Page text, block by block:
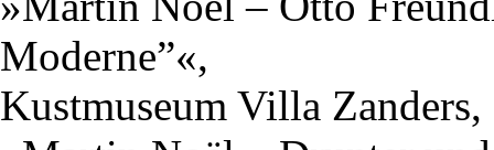
Moderne”«,
Kustmuseum Villa